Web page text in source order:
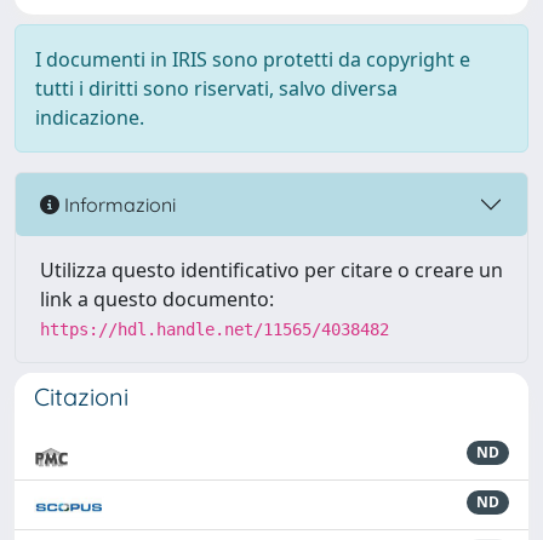
I documenti in IRIS sono protetti da copyright e
tutti i diritti sono riservati, salvo diversa
indicazione.
Informazioni
Utilizza questo identificativo per citare o creare un
link a questo documento:
https://hdl.handle.net/11565/4038482
Citazioni
ND
ND